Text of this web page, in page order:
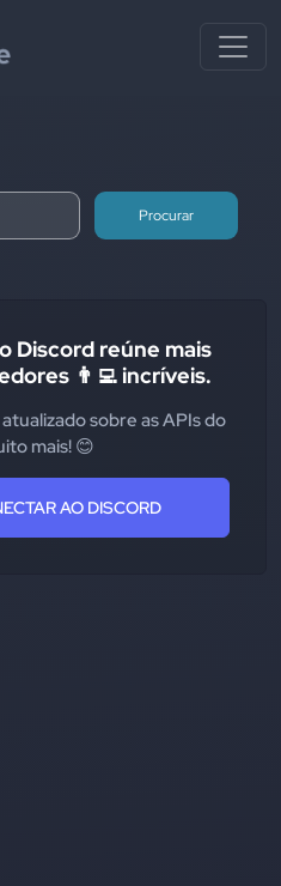
Procurar
Discord reúne mais
👨‍💻 incríveis.
sobre as APIs do
mais! 😊
AO DISCORD